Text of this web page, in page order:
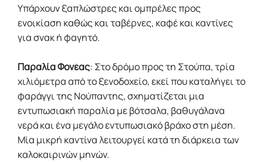
Υπάρχουν ξαπλώστρες και ομπρέλες προς
ενοικίαση καθώς και ταβέρνες, καφέ και καντίνες
για σνακ ή φαγητό.
Παραλία Φονέας: Στο δρόμο προς τη Στούπα, τρία
χιλιόμετρα από το ξενοδοχείο, εκεί που καταλήγει το
φαράγγι της Νούπαντης, σχηματίζεται μια
εντυπωσιακή παραλία με βότσαλα, βαθυγάλανα
νερά και ένα μεγάλο εντυπωσιακό βράχο στη μέση.
Μία μικρή καντίνα λειτουργεί κατά τη διάρκεια των
καλοκαιρινών μηνών.